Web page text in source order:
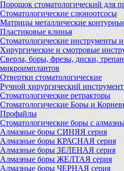
Порошок стоматологический для
Стоматологические слюноотсосы
Матрицы металлические
Пластиковые клинья
Стоматологические инструменты
Хирургические и смотровые
Сверла, боры, фрезы, диски,
микроимплантов
Отвертки стоматологические
Ручной хирургический инструмент
Стоматологические ретракторы
Стоматологические Боры и
Профайлы
Стоматологические боры с
Алмазные боры СИНЯЯ серия
Алмазные боры КРАСНАЯ серия
Алмазные боры ЗЕЛЕНАЯ серия
Алмазные боры ЖЕЛТАЯ серия
Алмазные боры ЧЕРНАЯ серия